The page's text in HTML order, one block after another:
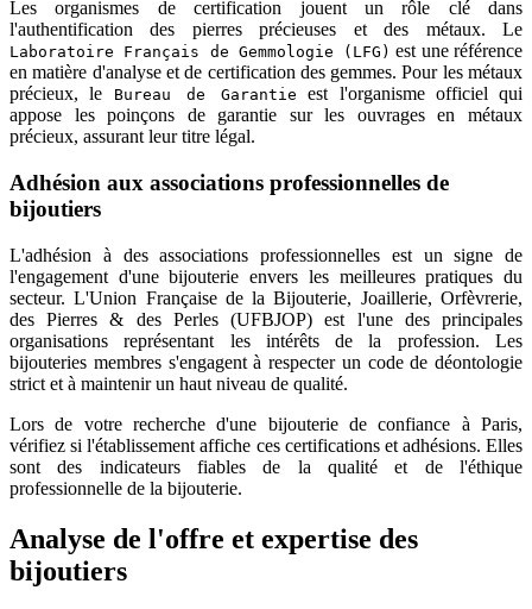
Les organismes de certification jouent un rôle clé dans
l'authentification des pierres précieuses et des métaux. Le
Laboratoire Français de Gemmologie (LFG) est une référence
en matière d'analyse et de certification des gemmes. Pour les métaux
précieux, le
Bureau de Garantie
est l'organisme officiel qui
appose les poinçons de garantie sur les ouvrages en métaux
précieux, assurant leur titre légal.
Adhésion aux associations professionnelles de
bijoutiers
L'adhésion à des associations professionnelles est un signe de
l'engagement d'une bijouterie envers les meilleures pratiques du
secteur. L'Union Française de la Bijouterie, Joaillerie, Orfèvrerie,
des Pierres & des Perles (UFBJOP) est l'une des principales
organisations représentant les intérêts de la profession. Les
bijouteries membres s'engagent à respecter un code de déontologie
strict et à maintenir un haut niveau de qualité.
Lors de votre recherche d'une bijouterie de confiance à Paris,
vérifiez si l'établissement affiche ces certifications et adhésions. Elles
sont des indicateurs fiables de la qualité et de l'éthique
professionnelle de la bijouterie.
Analyse de l'offre et expertise des
bijoutiers